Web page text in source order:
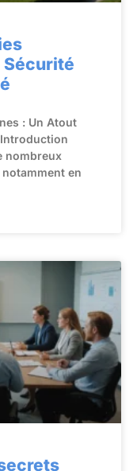
Sécurité
: Un Atout
nombreux
en